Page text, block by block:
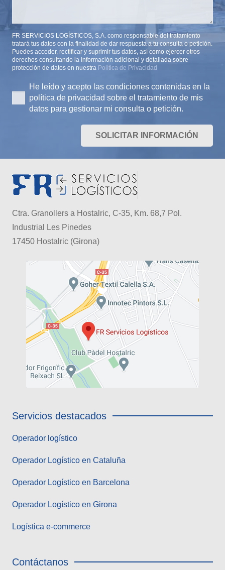
FR SERVICIOS LOGÍSTICOS, S.A. como responsable del tratamiento
tratará tus datos con la finalidad de dar respuesta a tu consulta o petición.
Puedes acceder, rectificar y suprimir tus datos, así como ejercer otros
derechos consultando la información adicional y detallada sobre
protección de datos en nuestra Política de Privacidad
He leído y acepto las condiciones contenidas en la
política de privacidad sobre el tratamiento de mis
datos para gestionar mi consulta o petición.
SOLICITAR INFORMACIÓN
Ctra. Granollers a Hostalric, C-35, Km. 68,7 Pol.
Industrial Les Pinedes
17450 Hostalric (Girona)
Servicios destacados
Operador logístico
Operador Logístico en Cataluña
Operador Logístico en Barcelona
Operador Logístico en Girona
Logística e-commerce
Contáctanos